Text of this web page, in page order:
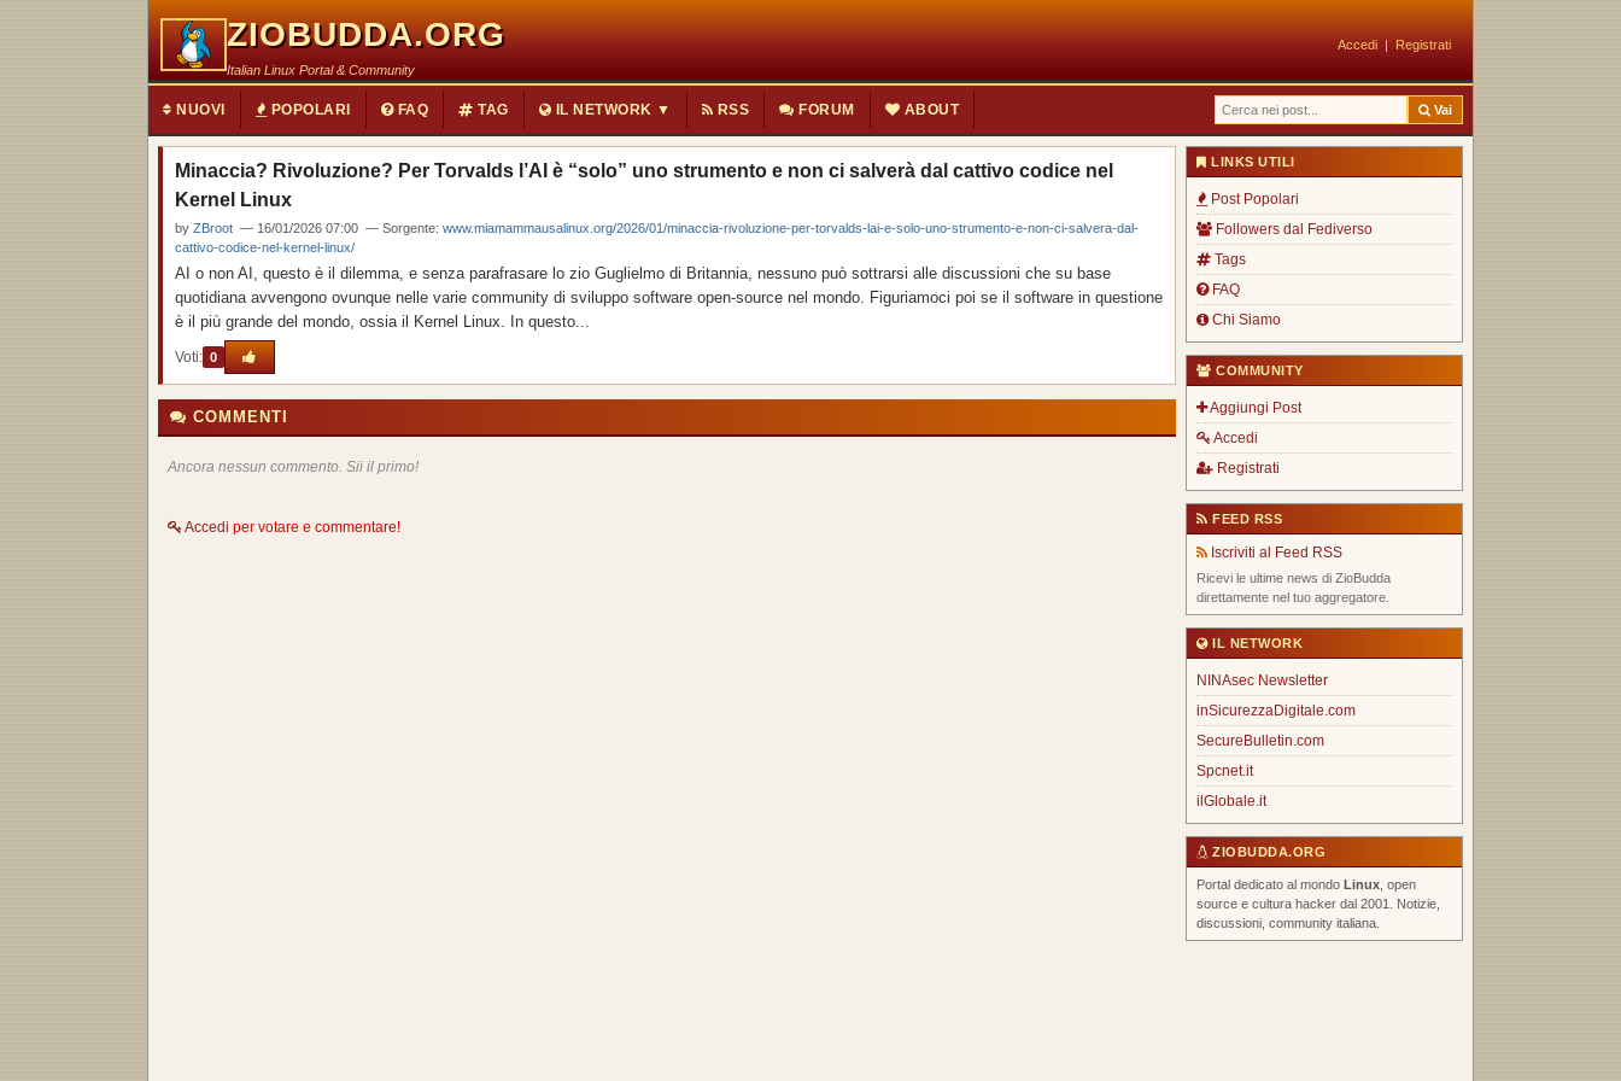
ZIOBUDDA.ORG
Italian Linux Portal & Community
Accedi | Registrati
NUOVI POPOLARI FAQ TAG IL NETWORK ▼ RSS FORUM ABOUT Vai
Minaccia? Rivoluzione? Per Torvalds l’AI è “solo” uno strumento e non ci salverà dal cattivo codice nel
Kernel Linux
by ZBroot — 16/01/2026 07:00 — Sorgente: www.miamammausalinux.org/2026/01/minaccia-rivoluzione-per-torvalds-lai-e-solo-uno-strumento-e-non-ci-salvera-dal-
cattivo-codice-nel-kernel-linux/
AI o non AI, questo è il dilemma, e senza parafrasare lo zio Guglielmo di Britannia, nessuno può sottrarsi alle discussioni che su base
quotidiana avvengono ovunque nelle varie community di sviluppo software open-source nel mondo. Figuriamoci poi se il software in questione
è il più grande del mondo, ossia il Kernel Linux. In questo...
Voti: 0
COMMENTI
Ancora nessun commento. Sii il primo!
Accedi per votare e commentare!
LINKS UTILI
Post Popolari
Followers dal Fediverso
Tags
FAQ
Chi Siamo
COMMUNITY
Aggiungi Post
Accedi
Registrati
FEED RSS
Iscriviti al Feed RSS
Ricevi le ultime news di ZioBudda
direttamente nel tuo aggregatore.
IL NETWORK
NINAsec Newsletter
inSicurezzaDigitale.com
SecureBulletin.com
Spcnet.it
ilGlobale.it
ZIOBUDDA.ORG
Portal dedicato al mondo Linux , open
source e cultura hacker dal 2001. Notizie,
discussioni, community italiana.